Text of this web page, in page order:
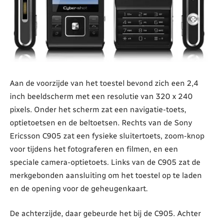
Aan de voorzijde van het toestel bevond zich een 2,4
inch beeldscherm met een resolutie van 320 x 240
pixels. Onder het scherm zat een navigatie-toets,
optietoetsen en de beltoetsen. Rechts van de Sony
Ericsson C905 zat een fysieke sluitertoets, zoom-knop
voor tijdens het fotograferen en filmen, en een
speciale camera-optietoets. Links van de C905 zat de
merkgebonden aansluiting om het toestel op te laden
en de opening voor de geheugenkaart.
De achterzijde, daar gebeurde het bij de C905. Achter